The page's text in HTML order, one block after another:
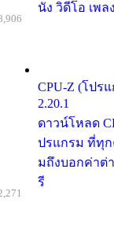
นัง วิดีโอ เพล
CPU-Z (โปร
2.20.1
ดาวน์โหลด
ปรแกรม ที่ทุก
มถึงบอกค่าต่
รี